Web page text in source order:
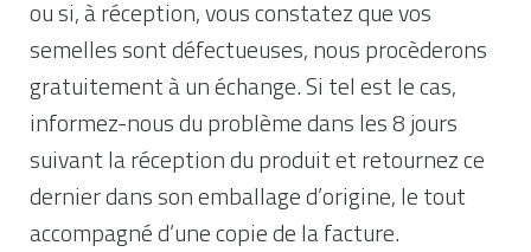
ou si, à réception, vous constatez que vos
semelles sont défectueuses, nous procèderons
gratuitement à un échange. Si tel est le cas,
informez-nous du problème dans les 8 jours
suivant la réception du produit et retournez ce
dernier dans son emballage d’origine, le tout
accompagné d’une copie de la facture.